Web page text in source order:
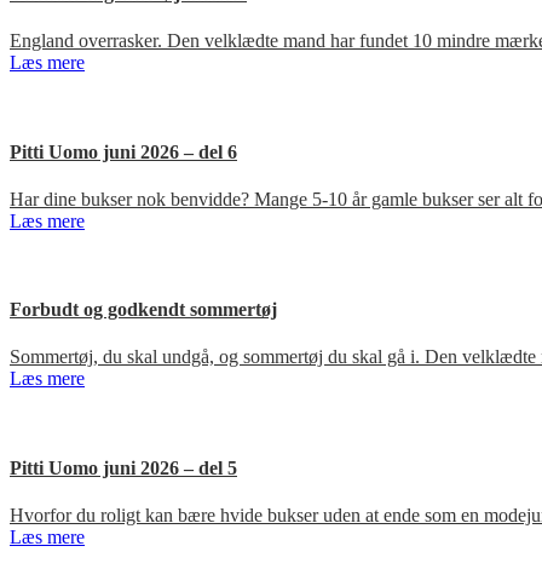
England overrasker. Den velklædte mand har fundet 10 mindre
Læs mere
Pitti Uomo juni 2026 – del 6
Har dine bukser nok benvidde? Mange 5-10 år gamle bukser ser alt
Læs mere
Forbudt og godkendt sommertøj
Sommertøj, du skal undgå, og sommertøj du skal gå i. Den
Læs mere
Pitti Uomo juni 2026 – del 5
Hvorfor du roligt kan bære hvide bukser uden at ende som en
Læs mere